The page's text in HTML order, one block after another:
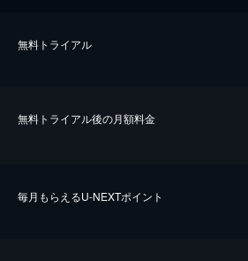
無料トライアル
無料トライアル後の⽉額料金
毎⽉もらえるU-NEXTポイント